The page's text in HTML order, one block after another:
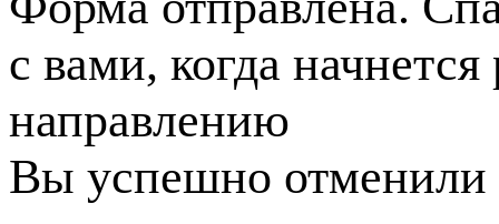
с вами, когда
направлению
Вы успешно отменили